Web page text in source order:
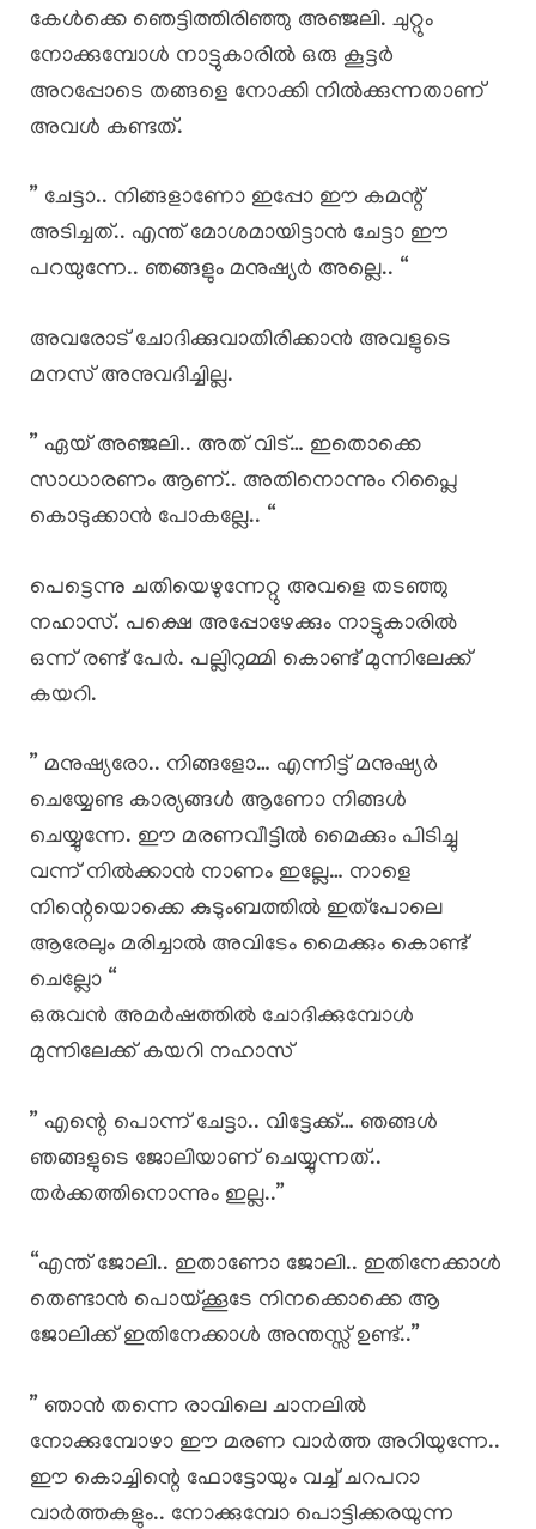
കേൾക്കെ ഞെട്ടിത്തിരിഞ്ഞു അഞ്ജലി. ചുറ്റും
നോക്കുമ്പോൾ നാട്ടുകാരിൽ ഒരു കൂട്ടർ
അറപ്പോടെ തങ്ങളെ നോക്കി നിൽക്കുന്നതാണ്
അവൾ കണ്ടത്.
” ചേട്ടാ.. നിങ്ങളാണോ ഇപ്പോ ഈ കമന്റ്
അടിച്ചത്.. എന്ത് മോശമായിട്ടാൻ ചേട്ടാ ഈ
പറയുന്നേ.. ഞങ്ങളും മനുഷ്യർ അല്ലെ.. “
അവരോട് ചോദിക്കുവാതിരിക്കാൻ അവളുടെ
മനസ് അനുവദിച്ചില്ല.
” ഏയ് അഞ്ജലി.. അത് വിട്… ഇതൊക്കെ
സാധാരണം ആണ്.. അതിനൊന്നും റിപ്ലൈ
കൊടുക്കാൻ പോകല്ലേ.. “
പെട്ടെന്നു ചതിയെഴുന്നേറ്റു അവളെ തടഞ്ഞു
നഹാസ്. പക്ഷെ അപ്പോഴേക്കും നാട്ടുകാരിൽ
ഒന്ന് രണ്ട് പേർ. പല്ലിറുമ്മി കൊണ്ട് മുന്നിലേക്ക്
കയറി.
” മനുഷ്യരോ.. നിങ്ങളോ… എന്നിട്ട് മനുഷ്യർ
ചെയ്യേണ്ട കാര്യങ്ങൾ ആണോ നിങ്ങൾ
ചെയ്യുന്നേ. ഈ മരണവീട്ടിൽ മൈക്കും പിടിച്ചു
വന്ന് നിൽക്കാൻ നാണം ഇല്ലേ… നാളെ
നിന്റെയൊക്കെ കുടുംബത്തിൽ ഇത്പോലെ
ആരേലും മരിച്ചാൽ അവിടേം മൈക്കും കൊണ്ട്
ചെല്ലോ “
ഒരുവൻ അമർഷത്തിൽ ചോദിക്കുമ്പോൾ
മുന്നിലേക്ക് കയറി നഹാസ്
” എന്റെ പൊന്ന് ചേട്ടാ.. വിട്ടേക്ക്… ഞങ്ങൾ
ഞങ്ങളുടെ ജോലിയാണ് ചെയ്യുന്നത്..
തർക്കത്തിനൊന്നും ഇല്ല..”
“എന്ത് ജോലി.. ഇതാണോ ജോലി.. ഇതിനേക്കാൾ
തെണ്ടാൻ പൊയ്ക്കൂടേ നിനക്കൊക്കെ ആ
ജോലിക്ക് ഇതിനേക്കാൾ അന്തസ്സ് ഉണ്ട്..”
” ഞാൻ തന്നെ രാവിലെ ചാനലിൽ
നോക്കുമ്പോഴാ ഈ മരണ വാർത്ത അറിയുന്നേ..
ഈ കൊച്ചിന്റെ ഫോട്ടോയും വച്ച് ചറപറാ
വാർത്തകളും.. നോക്കുമ്പോ പൊട്ടിക്കരയുന്ന